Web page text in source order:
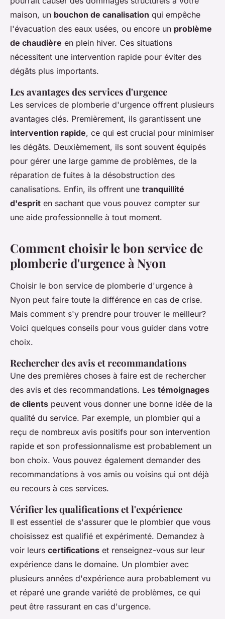
maison, un bouchon de canalisation qui empêche
l'évacuation des eaux usées, ou encore un problème
de chaudière en plein hiver. Ces situations
nécessitent une intervention rapide pour éviter des
dégâts plus importants.
Les avantages des services d'urgence
Les services de plomberie d'urgence offrent plusieurs
avantages clés. Premièrement, ils garantissent une
intervention rapide, ce qui est crucial pour minimiser
les dégâts. Deuxièmement, ils sont souvent équipés
pour gérer une large gamme de problèmes, de la
réparation de fuites à la désobstruction des
canalisations. Enfin, ils offrent une tranquillité
d'esprit en sachant que vous pouvez compter sur
une aide professionnelle à tout moment.
Comment choisir le bon service de
plomberie d'urgence à Nyon
Choisir le bon service de plomberie d'urgence à
Nyon peut faire toute la différence en cas de crise.
Mais comment s'y prendre pour trouver le meilleur?
Voici quelques conseils pour vous guider dans votre
choix.
Rechercher des avis et recommandations
Une des premières choses à faire est de rechercher
des avis et des recommandations. Les témoignages
de clients peuvent vous donner une bonne idée de la
qualité du service. Par exemple, un plombier qui a
reçu de nombreux avis positifs pour son intervention
rapide et son professionnalisme est probablement un
bon choix. Vous pouvez également demander des
recommandations à vos amis ou voisins qui ont déjà
eu recours à ces services.
Vérifier les qualifications et l'expérience
Il est essentiel de s'assurer que le plombier que vous
choisissez est qualifié et expérimenté. Demandez à
voir leurs certifications et renseignez-vous sur leur
expérience dans le domaine. Un plombier avec
plusieurs années d'expérience aura probablement vu
et réparé une grande variété de problèmes, ce qui
peut être rassurant en cas d'urgence.